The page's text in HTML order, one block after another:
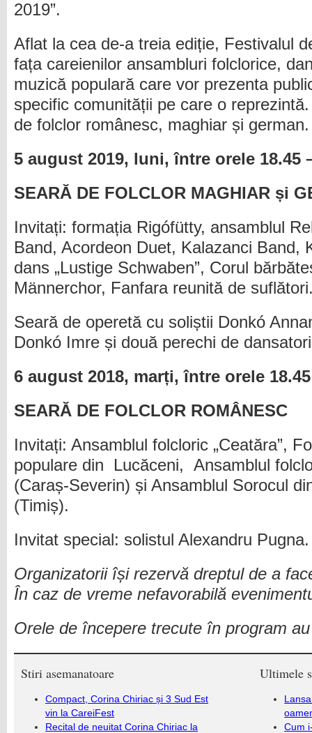
2019”.
Aflat la cea de-a treia ediție, Festivalul
fața careienilor ansambluri folclorice,
muzică populară care vor prezenta
specific comunității pe care o
de folclor românesc, maghiar și german.
5 august 2019, luni, între orele 18.45
SEARĂ DE FOLCLOR MAGHIAR și
Invitați: formația Rigófütty, ansamblul
Band, Acordeon Duet, Kalazanci Band,
dans „Lustige Schwaben”, Corul
Männerchor, Fanfara reunită de
Seară de operetă cu soliștii Donkó
Donkó Imre și două perechi de
6 august 2018, marți, între orele
SEARĂ DE FOLCLOR ROMÂNESC
Invitați: Ansamblul folcloric „Ceatăra”,
populare din Lucăceni, Ansamblul
(Caraș-Severin) și Ansamblul Sorocul
(Timiș).
Invitat special: solistul Alexandru Pugna.
Organizatorii își rezervă dreptul de a
În caz de vreme nefavorabilă
Orele de începere trecute în program
Stiri asemanatoare
Compact, Corina Chiriac și 3 Sud Est
vin la CareiFest
Recital de neuitat Corina Chiriac la
Ultimele
Cum